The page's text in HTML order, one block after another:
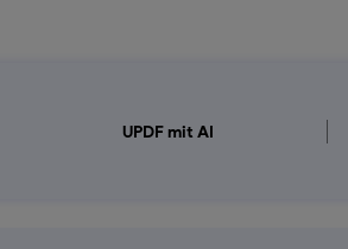
UPDF mit AI